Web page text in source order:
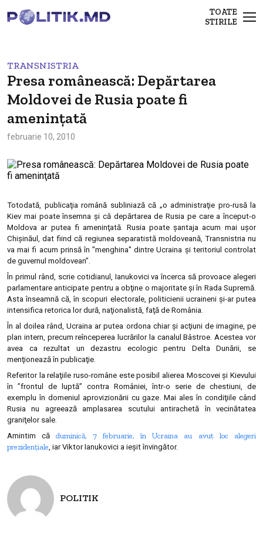
TOATE
STIRILE
TRANSNISTRIA
Presa românească: Depărtarea
Moldovei de Rusia poate fi
ameninţată
februarie 10, 2010
Totodată, publicaţia română subliniază că „o administraţie pro-rusă la
Kiev mai poate însemna şi că depărtarea de Rusia pe care a început-o
Moldova ar putea fi ameninţată. Rusia poate şantaja acum mai uşor
Chişinăul, dat fiind că regiunea separatistă moldoveană, Transnistria nu
va mai fi acum prinsă în "menghina" dintre Ucraina şi teritoriul controlat
de guvernul moldovean”.
În primul rând, scrie cotidianul, Ianukovici va încerca să provoace alegeri
parlamentare anticipate pentru a obţine o majoritate şi în Rada Supremă.
Asta înseamnă că, în scopuri electorale, politicienii ucraineni şi-ar putea
intensifica retorica lor dură, naţionalistă, faţă de România.
În al doilea rând, Ucraina ar putea ordona chiar şi acţiuni de imagine, pe
plan intern, precum reînceperea lucrărilor la canalul Bâstroe. Acestea vor
avea ca rezultat un dezastru ecologic pentru Delta Dunării, se
menţionează în publicaţie.
Referitor la relaţiile ruso-române este posibil alierea Moscovei şi Kievului
în ”frontul de luptă” contra României, într-o serie de chestiuni, de
exemplu în domeniul aprovizionării cu gaze. Mai ales în condiţiile când
Rusia nu agreează amplasarea scutului antirachetă în vecinătatea
graniţelor sale.
Amintim căduminică, 7 februarie, în Ucraina au avut loc alegeri
prezidențiale, iar Viktor Ianukovici a ieșit învingător.
POLITIK